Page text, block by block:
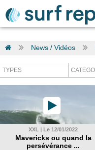
News / Vidéos
XXL | Le 12/01/2022
Mavericks ou quand la
persévérance ...